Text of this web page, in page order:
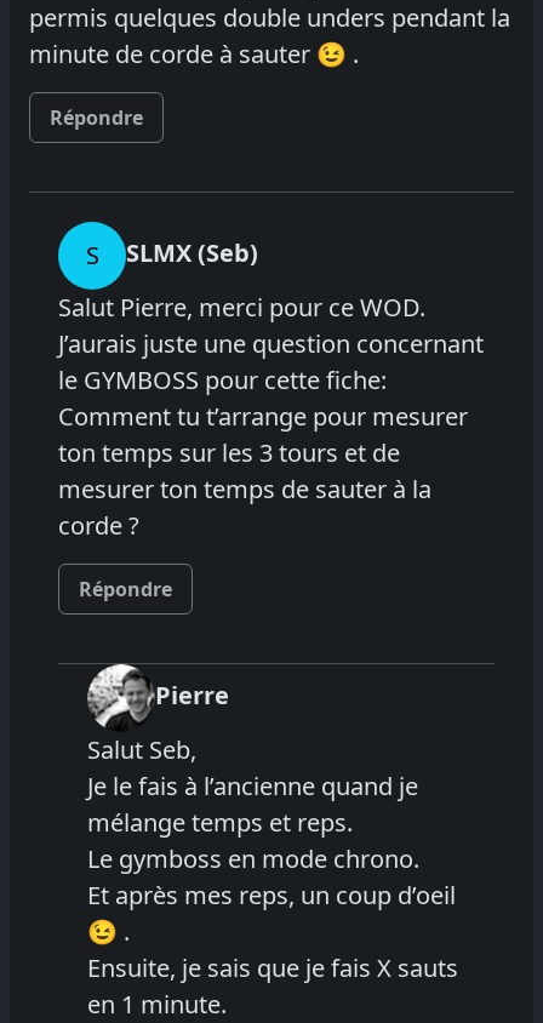
permis quelques double unders pendant la
minute de corde à sauter 😉 .
Répondre
S
SLMX (Seb)
Salut Pierre, merci pour ce WOD.
J’aurais juste une question concernant
le GYMBOSS pour cette fiche:
Comment tu t’arrange pour mesurer
ton temps sur les 3 tours et de
mesurer ton temps de sauter à la
corde ?
Répondre
Pierre
Salut Seb,
Je le fais à l’ancienne quand je
mélange temps et reps.
Le gymboss en mode chrono.
Et après mes reps, un coup d’oeil
😉 .
Ensuite, je sais que je fais X sauts
en 1 minute.